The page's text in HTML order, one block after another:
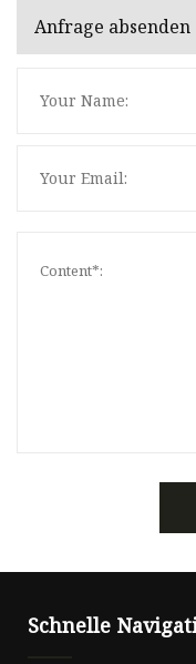
Anfrage absenden
Schnelle